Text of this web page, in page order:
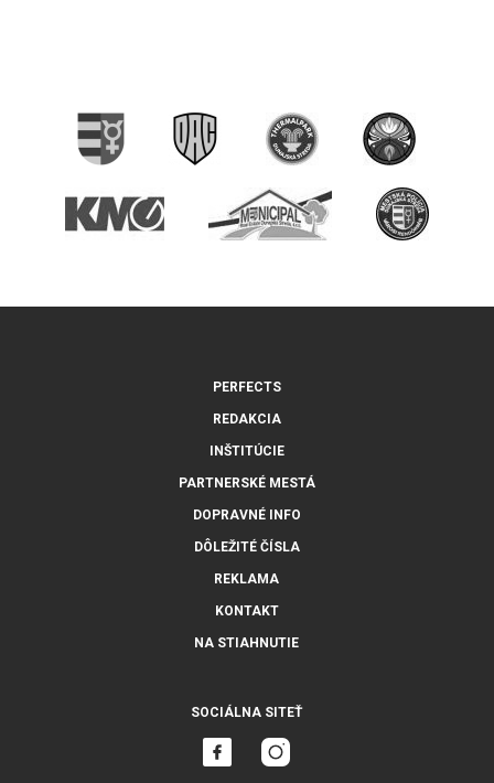
PERFECTS
REDAKCIA
INŠTITÚCIE
PARTNERSKÉ MESTÁ
DOPRAVNÉ INFO
DÔLEŽITÉ ČÍSLA
REKLAMA
KONTAKT
NA STIAHNUTIE
SOCIÁLNA SITEŤ